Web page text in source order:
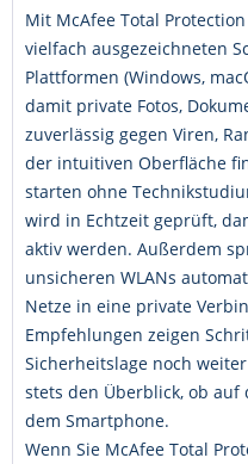
Mit McAfee Total
vielfach ausgezeichneten
Plattformen (Windows,
damit private Fotos,
zuverlässig gegen Viren,
der intuitiven Oberfläche
starten ohne
wird in Echtzeit geprüft,
aktiv werden. Außerdem
unsicheren WLANs
Netze in eine private
Empfehlungen zeigen
Sicherheitslage noch
stets den Überblick, ob auf
dem Smartphone.
Wenn Sie McAfee Total